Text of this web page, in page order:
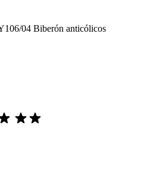
04 Biberón anticólicos